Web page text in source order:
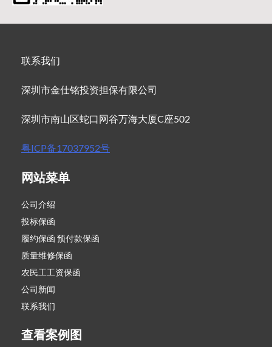
联系我们
深圳市金仕铭投资担保有限公司
深圳市南山区蛇口网谷万海大厦C座502
粤ICP备17037952号
网站菜单
公司介绍
投标保函
履约保函 预付款保函
质量维修保函
农民工工资保函
公司新闻
联系我们
查看案例图